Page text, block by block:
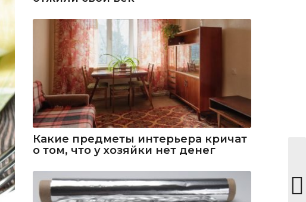
Какие предметы интерьера кричат
о том, что у хозяйки нет денег